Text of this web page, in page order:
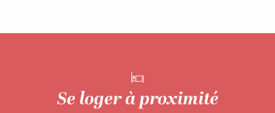
Se loger à proximité